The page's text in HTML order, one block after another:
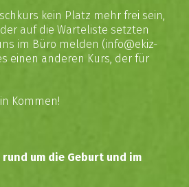
kein Platz mehr frei sein,
auf die Warteliste setzten
im Büro melden (info@ekiz-
einen anderen Kurs, der für
Kommen!
um die Geburt und im